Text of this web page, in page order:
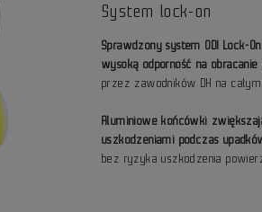
System lock-on
Sprawdzony system ODI Lock-
wysoką odporność na
przez zawodników DH na
Aluminiowe końcówki
uszkodzeniami podczas
bez ryzyka uszkodzenia